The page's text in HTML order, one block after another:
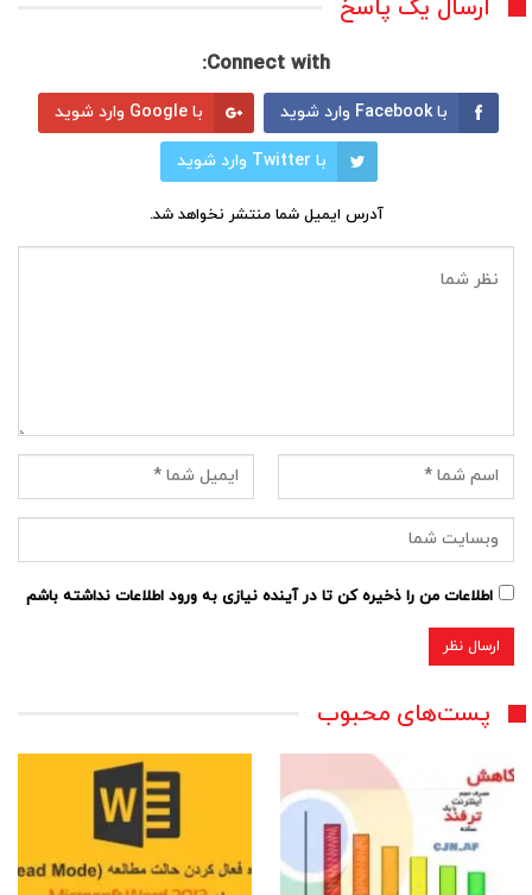
ارسال یک پاسخ
Connect with:
با Facebook وارد شوید با Google وارد شوید
با Twitter وارد شوید
آدرس ایمیل شما منتشر نخواهد شد.
اطلاعات من را ذخیره کن تا در آینده نیازی به ورود اطلاعات نداشته باشم
پست‌های محبوب